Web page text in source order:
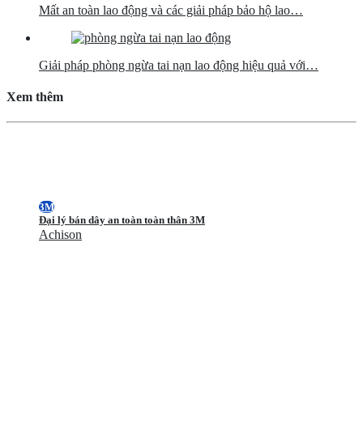
Mất an toàn lao động và các giải pháp bảo hộ lao…
Giải pháp phòng ngừa tai nạn lao động hiệu quả với…
Xem thêm
3M
Đại lý bán dây an toàn toàn thân 3M
Achison